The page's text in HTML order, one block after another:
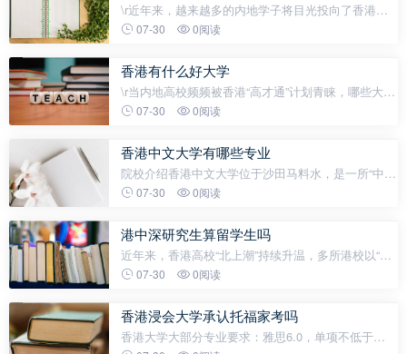
\r近年来，越来越多的内地学子将目光投向了香港高
校，尤其是香港大学，成为无数学霸心中的“梦校”。
境，还在专业设置和资源配置上展
07-30 0阅读
香港有什么好大学
\r当内地高校频频被香港“高才通”计划青睐，哪些大学
才是真正让港人心动的“顶流”？\r一所又一所985高校
示了香港社会对内地顶尖
07-30 0阅读
香港中文大学有哪些专业
院校介绍香港中文大学位于沙田马料水，是一所“中国
研究”、“生物医学科学”、“信息科学”、“经济与金
型综合大学，也被
07-30 0阅读
港中深研究生算留学生吗
近年来，香港高校“北上潮”持续升温，多所港校以“合
作办学”模式，纷纷在内地“开分店”，让内地学生在家
城大，除了招收本科生外，甚至已
07-30 0阅读
香港浸会大学承认托福家考吗
香港大学大部分专业要求：雅思6.0，单项不低于